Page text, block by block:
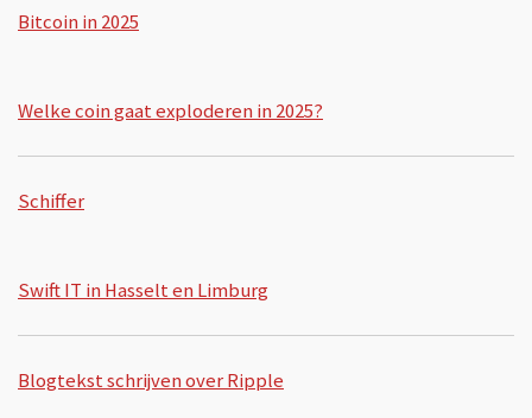
Bitcoin in 2025
Welke coin gaat exploderen in 2025?
Schiffer
Swift IT in Hasselt en Limburg
Blogtekst schrijven over Ripple